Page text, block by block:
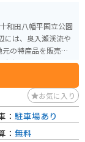
和田八幡平国立公園
の特産品を販売する
十和田バラ焼きやせ
くので、ツーリング
す。また、春には
す。道の駅には、
クを停めることがで
お気に入り
： 駐車場あり
： 無料